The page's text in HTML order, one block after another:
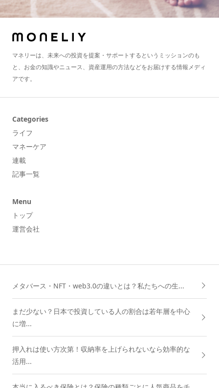
マネリーは、未来への投資を提案・サポートするというミッションのも
と、お金の知識やニュース、資産運用の方法などをお届けする情報メディ
アです。
Categories
ライフ
マネーケア
連載
記事一覧
Menu
トップ
運営会社
メタバース・NFT・web3.0の違いとは？私たちへの生...
まだ少ない？日本で投資している人の割合は若年層を中心
に増...
押入れは使い方次第！収納率を上げられないなら効率的な
活用...